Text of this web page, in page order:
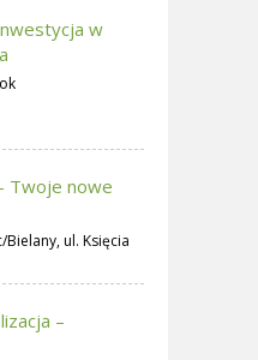
w
Twoje nowe
ul. Księcia
–